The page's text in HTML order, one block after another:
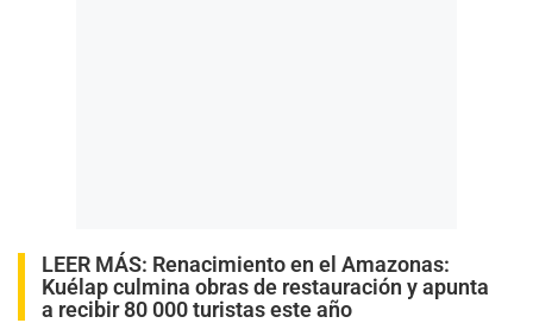
LEER MÁS: Renacimiento en el Amazonas:
Kuélap culmina obras de restauración y apunta
a recibir 80 000 turistas este año